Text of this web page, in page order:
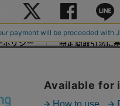
ポリシー 特定商取引法に